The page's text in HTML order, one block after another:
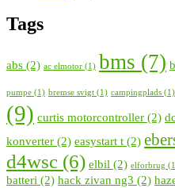
Tags
abs (2) ac elmotor (1) bms (7)
pumpe (1) bremse svigt (1) campingplads (1)
(9) curtis motorcontroller (2)
konverter (2) easystart t (2)
d4wsc (6) elbil (2) elforbrug
batteri (2) hack zivan ng3 (2)